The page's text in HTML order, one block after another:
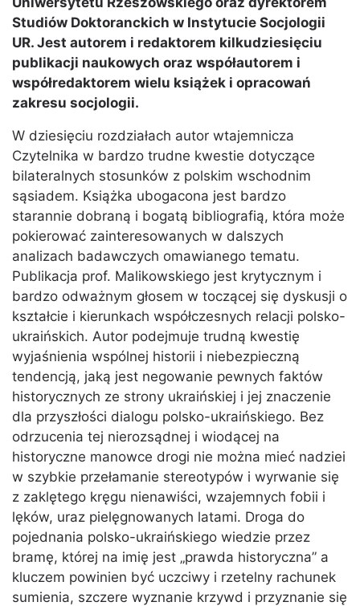
Studiów Doktoranckich w Instytucie Socjologii
UR. Jest autorem i redaktorem kilkudziesięciu
publikacji naukowych oraz współautorem i
współredaktorem wielu książek i opracowań
zakresu socjologii.
W dziesięciu rozdziałach autor wtajemnicza
Czytelnika w bardzo trudne kwestie dotyczące
bilateralnych stosunków z polskim wschodnim
sąsiadem. Książka ubogacona jest bardzo
starannie dobraną i bogatą bibliografią, która może
pokierować zainteresowanych w dalszych
analizach badawczych omawianego tematu.
Publikacja prof. Malikowskiego jest krytycznym i
bardzo odważnym głosem w toczącej się dyskusji o
kształcie i kierunkach współczesnych relacji polsko-
ukraińskich. Autor podejmuje trudną kwestię
wyjaśnienia wspólnej historii i niebezpieczną
tendencją, jaką jest negowanie pewnych faktów
historycznych ze strony ukraińskiej i jej znaczenie
dla przyszłości dialogu polsko-ukraińskiego. Bez
odrzucenia tej nierozsądnej i wiodącej na
historyczne manowce drogi nie można mieć nadziei
w szybkie przełamanie stereotypów i wyrwanie się
z zaklętego kręgu nienawiści, wzajemnych fobii i
lęków, uraz pielęgnowanych latami. Droga do
pojednania polsko-ukraińskiego wiedzie przez
bramę, której na imię jest „prawda historyczna” a
kluczem powinien być uczciwy i rzetelny rachunek
sumienia, szczere wyznanie krzywd i przyznanie się